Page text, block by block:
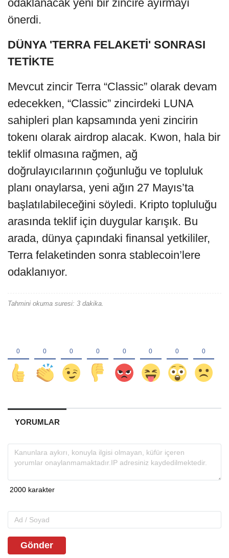
odaklanacak yeni bir zincire ayırmayı
önerdi.
DÜNYA 'TERRA FELAKETİ' SONRASI
TETİKTE
Mevcut zincir Terra “Classic” olarak devam
edecekken, “Classic” zincirdeki LUNA
sahipleri plan kapsamında yeni zincirin
tokenı olarak airdrop alacak. Kwon, hala bir
teklif olmasına rağmen, ağ
doğrulayıcılarının çoğunluğu ve topluluk
planı onaylarsa, yeni ağın 27 Mayıs’ta
başlatılabileceğini söyledi. Kripto topluluğu
arasında teklif için duygular karışık. Bu
arada, dünya çapındaki finansal yetkililer,
Terra felaketinden sonra stablecoin’lere
odaklanıyor.
Tahmini okuma suresi: 3 dakika.
YORUMLAR
Gönder